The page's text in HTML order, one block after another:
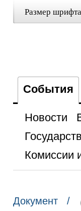
Размер
События
Новости
Комиссии
Документ /